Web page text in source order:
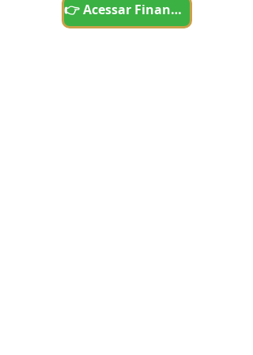
👉 Acessar Finanças